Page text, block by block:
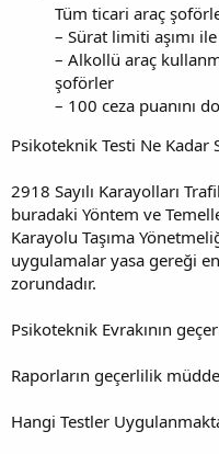
Tüm ticari araç
– Sürat limiti aşımı
– Alkollü araç
şoförler
– 100 ceza puanını
Psikoteknik Testi Ne Kadar
2918 Sayılı Karayolları
buradaki Yöntem ve
Karayolu Taşıma
uygulamalar yasa gereği
zorundadır.
Psikoteknik Evrakının
Raporların geçerlilik
Hangi Testler